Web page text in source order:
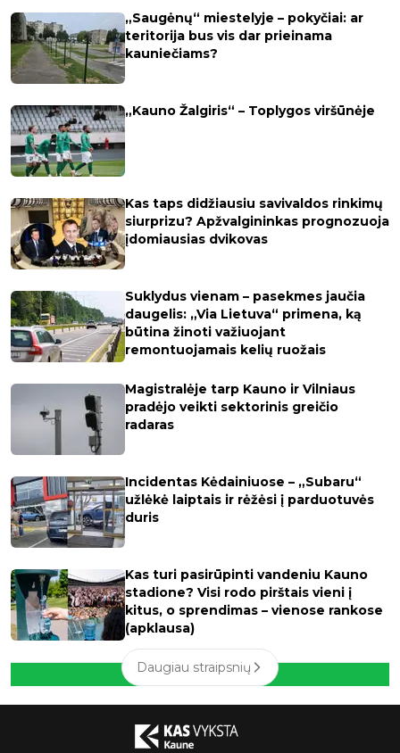
„Saugėnų“ miestelyje – pokyčiai: ar
teritorija bus vis dar prieinama
kauniečiams?
„Kauno Žalgiris“ – Toplygos viršūnėje
Kas taps didžiausiu savivaldos rinkimų
siurprizu? Apžvalgininkas prognozuoja
įdomiausias dvikovas
Suklydus vienam – pasekmes jaučia
daugelis: „Via Lietuva“ primena, ką
būtina žinoti važiuojant
remontuojamais kelių ruožais
Magistralėje tarp Kauno ir Vilniaus
pradėjo veikti sektorinis greičio
radaras
Incidentas Kėdainiuose – „Subaru“
užlėkė laiptais ir rėžėsi į parduotuvės
duris
Kas turi pasirūpinti vandeniu Kauno
stadione? Visi rodo pirštais vieni į
kitus, o sprendimas – vienose rankose
(apklausa)
Daugiau straipsnių